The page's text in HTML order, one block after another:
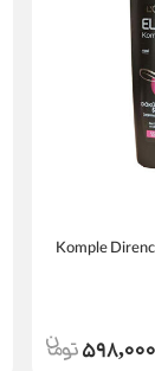
598,000